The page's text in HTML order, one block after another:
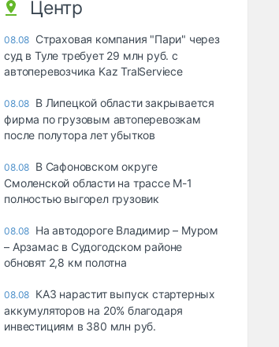
Центр
08.08 Страховая компания "Пари" через
суд в Туле требует 29 млн руб. с
автоперевозчика Kaz TralServiece
08.08 В Липецкой области закрывается
фирма по грузовым автоперевозкам
после полутора лет убытков
08.08 В Сафоновском округе
Смоленской области на трассе М-1
полностью выгорел грузовик
08.08 На автодороге Владимир – Муром
– Арзамас в Судогодском районе
обновят 2,8 км полотна
08.08 КАЗ нарастит выпуск стартерных
аккумуляторов на 20% благодаря
инвестициям в 380 млн руб.